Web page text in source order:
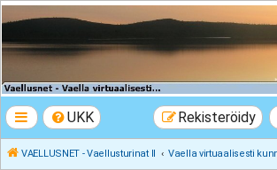
VAELLUSNET -
Vaellusturinat II
UKK Rekisteröidy
VAELLUSNET - Vaellusturinat II Vaella virtuaalisesti